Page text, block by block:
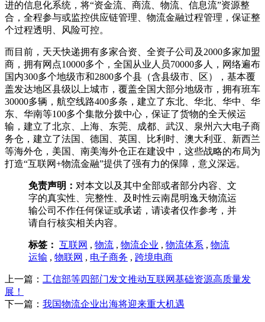
进的信息化系统，将“资金流、商流、物流、信息流”资源整
合，全程参与或监控供应链管理、物流金融过程管理，保证整
个过程透明、风险可控。
而目前，天天快递拥有多家合资、全资子公司及2000多家加盟
商，拥有网点10000多个，全国从业人员70000多人，网络遍布
国内300多个地级市和2800多个县（含县级市、区），基本覆
盖发达地区县级以上城市，覆盖全国大部分地级市，拥有班车
30000多辆，航空线路400多条，建立了东北、华北、华中、华
东、华南等100多个集散分拨中心，保证了货物的全天候运
输，建立了北京、上海、东莞、成都、武汉、泉州六大电子商
务仓，建立了法国、德国、英国、比利时、澳大利亚、新西兰
等海外仓，美国、南美海外仓正在建设中，这些战略的布局为
打造“互联网+物流金融”提供了强有力的保障，意义深远。
免责声明： 对本文以及其中全部或者部分内容、文
字的真实性、完整性、及时性云南昆明逸天物流运
输公司不作任何保证或承诺，请读者仅作参考，并
请自行核实相关内容。
标签： 互联网 , 物流 , 物流企业 , 物流体系 , 物流
运输 , 物联网 , 电子商务 , 跨境电商
上一篇： 工信部等四部门发文推动互联网基础资源高质量发
展！
下一篇： 我国物流企业出海将迎来重大机遇